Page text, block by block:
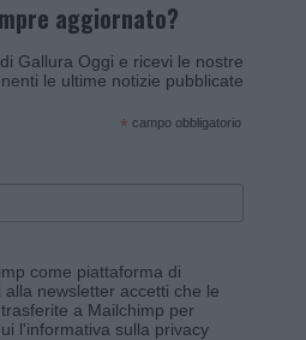
aggiornato?
Gallura Oggi e ricevi le nostre
le ultime notizie pubblicate
* campo obbligatorio
come piattaforma di
newsletter accetti che le
a Mailchimp per
l'informativa sulla privacy